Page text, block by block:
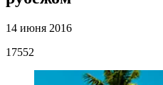
14 июня 2016
17552